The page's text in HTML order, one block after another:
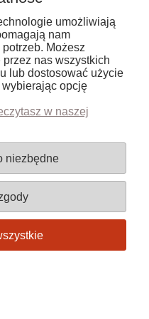
strony
Shoper.pl
umożliwiają
nam
Możesz
nas wszystkich
lub dostosować użycie
opcję
w naszej
niezbędne